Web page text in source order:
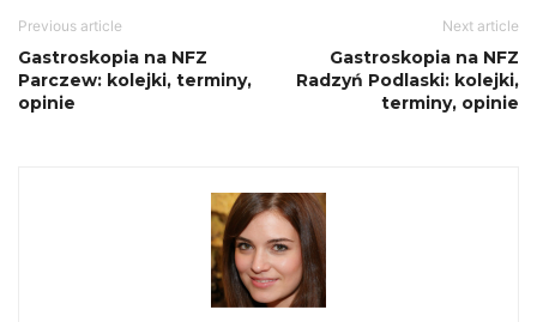
Previous article
Gastroskopia na NFZ
Parczew: kolejki, terminy,
opinie
Next article
Gastroskopia na NFZ
Radzyń Podlaski: kolejki,
terminy, opinie